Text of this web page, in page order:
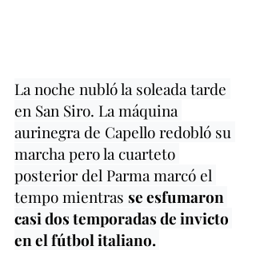
La noche nubló la soleada tarde
en San Siro. La máquina
aurinegra de Capello redobló su
marcha pero la cuarteto
posterior del Parma marcó el
tempo mientras se esfumaron
casi dos temporadas de invicto
en el fútbol italiano.